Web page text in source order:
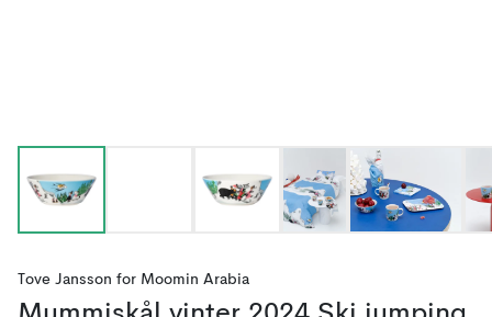
Tove Jansson for Moomin Arabia